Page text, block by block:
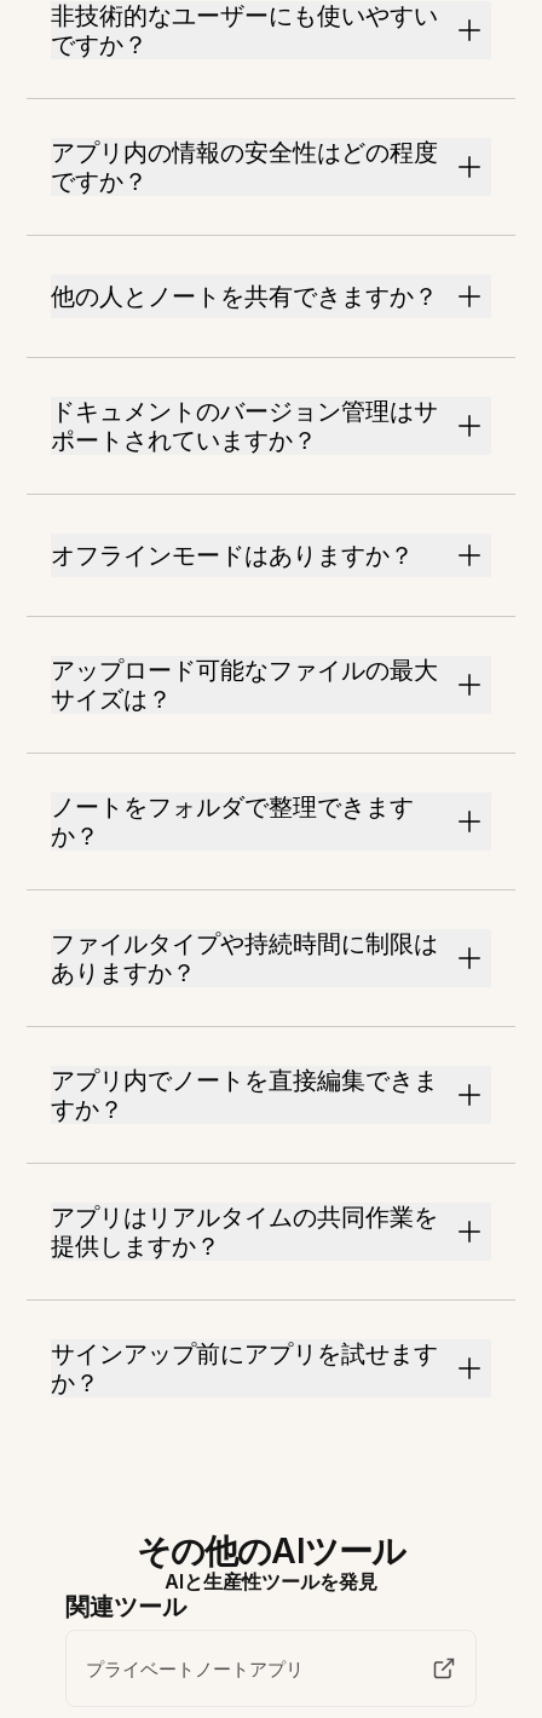
非技術的なユーザーにも使いやすい
ですか？
アプリ内の情報の安全性はどの程度
ですか？
他の人とノートを共有できますか？
ドキュメントのバージョン管理はサ
ポートされていますか？
オフラインモードはありますか？
アップロード可能なファイルの最大
サイズは？
ノートをフォルダで整理できます
か？
ファイルタイプや持続時間に制限は
ありますか？
アプリ内でノートを直接編集できま
すか？
アプリはリアルタイムの共同作業を
提供しますか？
サインアップ前にアプリを試せます
か？
その他のAIツール
AIと生産性ツールを発見
関連ツール
プライベートノートアプリ